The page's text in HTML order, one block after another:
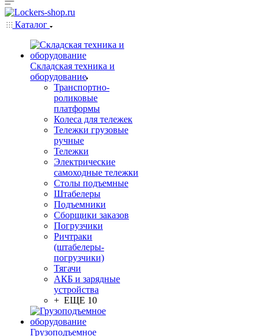
Каталог
Складская техника и
оборудование
Транспортно-
роликовые
платформы
Колеса для тележек
Тележки грузовые
ручные
Тележки
Электрические
самоходные тележки
Столы подъемные
Штабелеры
Подъемники
Сборщики заказов
Погрузчики
Ричтраки
(штабелеры-
погрузчики)
Тягачи
АКБ и зарядные
устройства
+ ЕЩЕ 10
Грузоподъемное